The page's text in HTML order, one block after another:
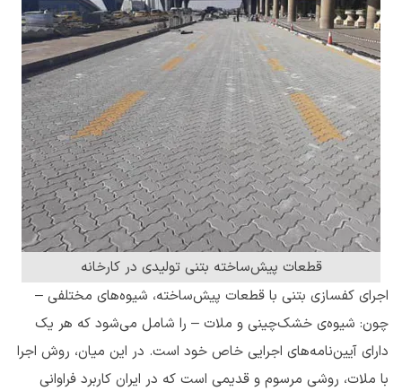
قطعات پیش‌ساخته بتنی تولیدی در کارخانه
اجرای کفسازی بتنی با قطعات پیش‌ساخته، شیوه‌های مختلفی –
چون: شیوه‌ی خشک‌چینی و ملات – را شامل می‌شود که هر یک
دارای آیین‌نامه‌های اجرایی خاص خود است. در این میان، روش اجرا
با ملات، روشی مرسوم و قدیمی است که در ایران کاربرد فراوانی